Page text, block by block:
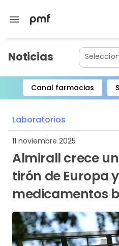
menu
Noticias
Canal farmacias
Item
of
8
Laboratorios
11 noviembre 2025
Almirall crece un
tirón de Europa
medicamentos